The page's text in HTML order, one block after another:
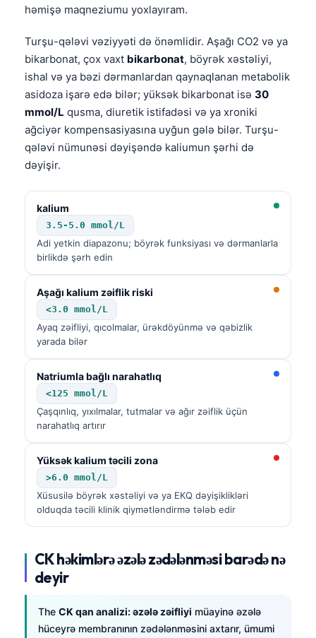
həmişə maqneziumu yoxlayıram.
Turşu-qələvi vəziyyəti də önəmlidir. Aşağı CO2 və ya
bikarbonat, çox vaxt bikarbonat, böyrək xəstəliyi,
ishal və ya bəzi dərmanlardan qaynaqlanan metabolik
asidoza işarə edə bilər; yüksək bikarbonat isə 30
mmol/L qusma, diuretik istifadəsi və ya xroniki
ağciyər kompensasiyasına uyğun gələ bilər. Turşu-
qələvi nümunəsi dəyişəndə kaliumun şərhi də
dəyişir.
kalium
3.5-5.0 mmol/L
Adi yetkin diapazonu; böyrək funksiyası və dərmanlarla
birlikdə şərh edin
Aşağı kalium zəiflik riski
<3.0 mmol/L
Ayaq zəifliyi, qıcolmalar, ürəkdöyünmə və qəbizlik
yarada bilər
Natriumla bağlı narahatlıq
<125 mmol/L
Çaşqınlıq, yıxılmalar, tutmalar və ağır zəiflik üçün
narahatlıq artırır
Yüksək kalium təcili zona
>6.0 mmol/L
Xüsusilə böyrək xəstəliyi və ya EKQ dəyişiklikləri
olduqda təcili klinik qiymətləndirmə tələb edir
CK həkimlərə əzələ zədələnməsi barədə nə
deyir
The CK qan analizi: əzələ zəifliyi müayinə əzələ
hüceyrə membranının zədələnməsini axtarır, ümumi